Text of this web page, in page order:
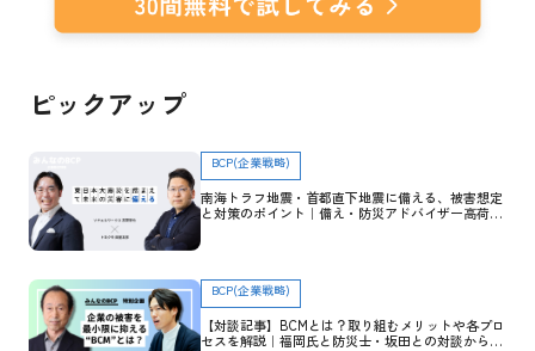
ピックアップ
BCP(企業戦略)
南海トラフ地震・首都直下地震に備える、被害想定
と対策のポイント｜備え・防災アドバイザー高荷智
BCP(企業戦略)
【対談記事】BCMとは？取り組むメリットや各プロ
セスを解説｜福岡氏と防災士・坂田との対談から学